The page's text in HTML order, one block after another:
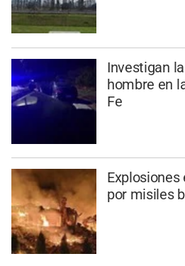
Investigan
hombre en
Fe
por misiles